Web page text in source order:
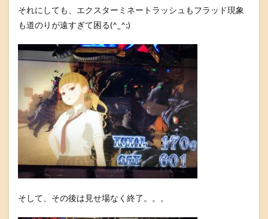
それにしても、エクスターミネートラッシュもフラッド現象
も道のりが遠すぎて困る(^_^;)
そして、その後は見せ場なく終了。。。